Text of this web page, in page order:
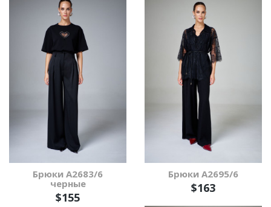
Брюки А2683/6
черные
$155
Брюки А2695/6
$163